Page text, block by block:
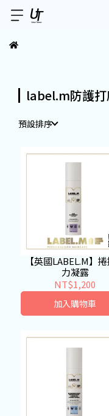
label.m防護
預設排序
【英國LABEL.M】
力凝露
NT$1,200
加入購物車